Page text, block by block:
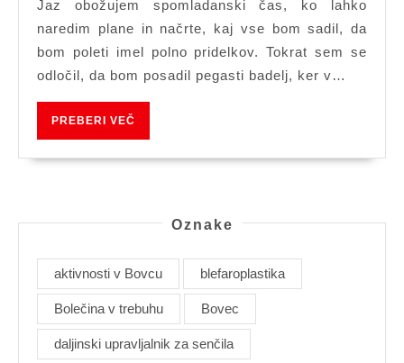
Jaz obožujem spomladanski čas, ko lahko
naredim plane in načrte, kaj vse bom sadil, da
bom poleti imel polno pridelkov. Tokrat sem se
odločil, da bom posadil pegasti badelj, ker v…
PREBERI VEČ
Oznake
aktivnosti v Bovcu blefaroplastika
Bolečina v trebuhu Bovec
daljinski upravljalnik za senčila